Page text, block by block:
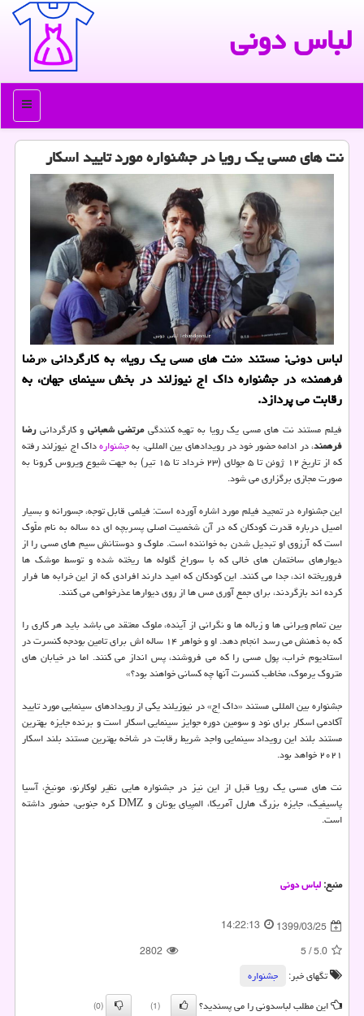
لباس دونی
منو
نت های مسی یك رویا در جشنواره مورد تایید اسكار
لباس دونی: مستند «نت های مسی یك رویا» به كارگردانی «رضا
فرهمند» در جشنواره داك اج نیوزلند در بخش سینمای جهان، به
رقابت می پردازد.
فیلم مستند نت های مسی یک رویا به تهیه کنندگیمرتضی شعبانی و کارگردانیرضا
فرهمند، در ادامه حضور خود در رویدادهای بین المللی، بهجشنوارهداک اج نیوزلند رفته
که از تاریخ ۱۲ ژوئن تا ۵ جولای (۲۳ خرداد تا ۱۵ تیر) به جهت شیوع ویروس کرونا به
صورت مجازی برگزاری می شود.
این جشنواره در تمجید فیلم مورد اشاره آورده است: فیلمی قابل توجه، جسورانه و بسیار
اصیل درباره قدرت کودکان که در آن شخصیت اصلی پسربچه ای ده ساله به نام ملّوک
است که آرزوی او تبدیل شدن به خواننده است. ملوک و دوستانش سیم های مسی را از
دیوارهای ساختمان های خالی که با سوراخ گلوله ها ریخته شده و توسط موشک ها
فروریخته اند، جدا می کنند. این کودکان که امید دارند افرادی که از این خرابه ها فرار
کرده اند بازگردند، برای جمع آوری مس ها از روی دیوارها عذرخواهی می کنند.
بین تمام ویرانی ها و زباله ها و نگرانی از آینده، ملوک معتقد می باشد باید هر کاری را
که به ذهنش می رسد انجام دهد. او و خواهر ۱۴ ساله اش برای تامین بودجه کنسرت در
استادیوم خراب، پول مسی را که می فروشند، پس انداز می کنند. اما در خیابان های
متروک یرموک، مخاطب کنسرت آنها چه کسانی خواهند بود؟»
جشنواره بین المللی مستند «داک اِج» در نیوزیلند یکی از رویدادهای سینمایی مورد تایید
آکادمی اسکار برای نود و سومین دوره جوایز سینمایی اسکار است و برنده جایزه بهترین
مستند بلند این رویداد سینمایی واجد شریط رقابت در شاخه بهترین مستند بلند اسکار
۲۰۲۱ خواهد بود.
نت های مسی یک رویا قبل از این نیز در جشنواره هایی نظیر لوکارنو، مونیخ، آسیا
پاسیفیک، جایزه بزرگ هارل آمریکا، المپیای یونان و DMZ کره جنوبی، حضور داشته
است.
منبع:لباس دونی
1399/03/25
14:22:13
5.0
/
5
2802
تگهای خبر:
جشنواره
این مطلب لباسدونی را می پسندید؟
(1)
(0)